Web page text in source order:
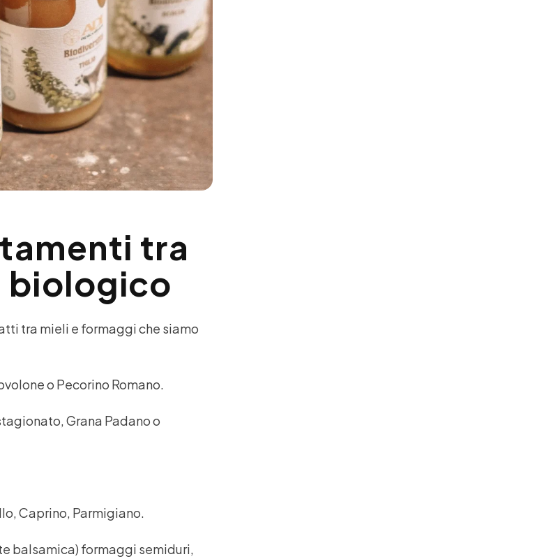
tra
biologico
tra mieli e formaggi che siamo
o Pecorino Romano.
Grana Padano o
Caprino, Parmigiano.
balsamica) formaggi semiduri,